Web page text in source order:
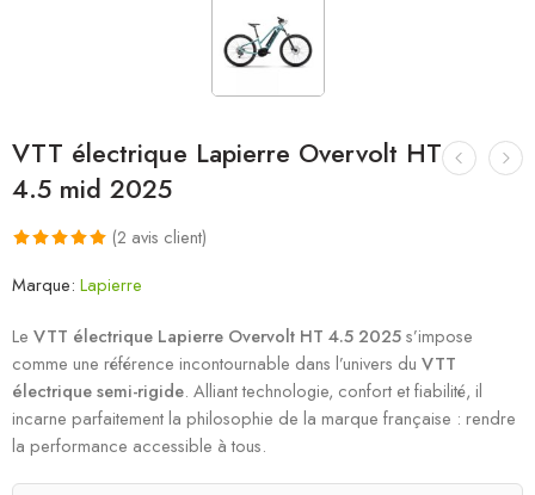
VTT électrique Lapierre Overvolt HT
4.5 mid 2025
sur 5 basé
notations
client
(2 avis client)
Marque: Lapierre
Le VTT électrique Lapierre Overvolt HT 4.5 2025s’impose
comme une référence incontournable dans l’univers du VTT
électrique semi-rigide. Alliant technologie, confort et fiabilité, il
incarne parfaitement la philosophie de la marque française : rendre
la performance accessible à tous.